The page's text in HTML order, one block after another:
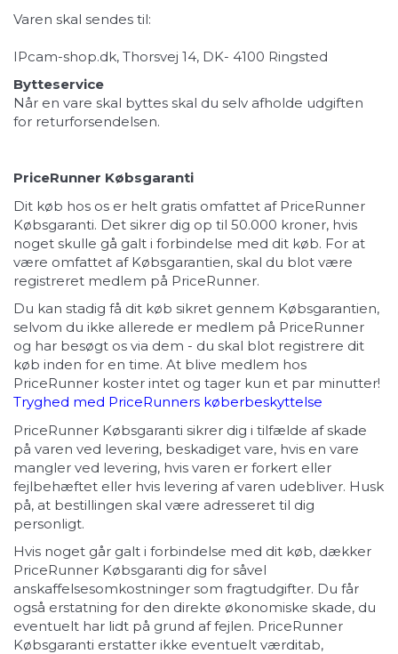
Varen skal sendes til:
IPcam-shop.dk, Thorsvej 14, DK- 4100 Ringsted
Bytteservice
Når en vare skal byttes skal du selv afholde udgiften
for returforsendelsen.
PriceRunner Købsgaranti
Dit køb hos os er helt gratis omfattet af PriceRunner
Købsgaranti. Det sikrer dig op til 50.000 kroner, hvis
noget skulle gå galt i forbindelse med dit køb. For at
være omfattet af Købsgarantien, skal du blot være
registreret medlem på PriceRunner.
Du kan stadig få dit køb sikret gennem Købsgarantien,
selvom du ikke allerede er medlem på PriceRunner
og har besøgt os via dem - du skal blot registrere dit
køb inden for en time. At blive medlem hos
PriceRunner koster intet og tager kun et par minutter!
Tryghed med PriceRunners køberbeskyttelse
PriceRunner Købsgaranti sikrer dig i tilfælde af skade
på varen ved levering, beskadiget vare, hvis en vare
mangler ved levering, hvis varen er forkert eller
fejlbehæftet eller hvis levering af varen udebliver. Husk
på, at bestillingen skal være adresseret til dig
personligt.
Hvis noget går galt i forbindelse med dit køb, dækker
PriceRunner Købsgaranti dig for såvel
anskaffelsesomkostninger som fragtudgifter. Du får
også erstatning for den direkte økonomiske skade, du
eventuelt har lidt på grund af fejlen. PriceRunner
Købsgaranti erstatter ikke eventuelt værditab,